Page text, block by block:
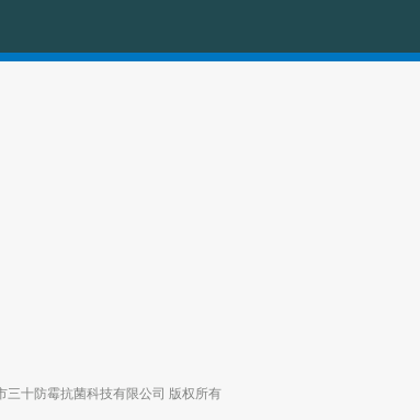
十防霉抗菌科技有限公司 版权所有